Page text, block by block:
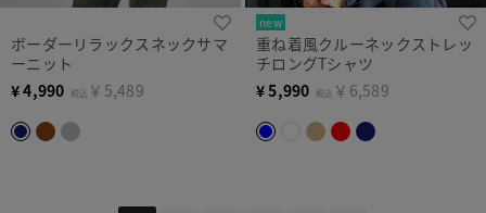
ボーダーリラックスネックサマ
ーニット
¥4,990 税込 ￥5,489
new
重ね着風クルーネックストレッ
チロングTシャツ
¥5,990 税込 ￥6,589